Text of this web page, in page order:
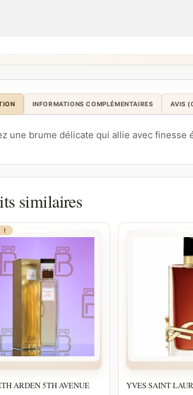
INFORMATIONS COMPLÉMENTAIRES AVIS
une brume délicate qui allie avec
similaires
!
ARDEN 5TH AVENUE YVES SAINT